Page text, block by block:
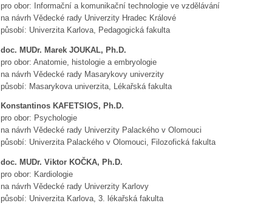
pro obor: Informační a komunikační technologie ve vzdělávání
na návrh Vědecké rady Univerzity Hradec Králové
působí: Univerzita Karlova, Pedagogická fakulta
doc. MUDr. Marek JOUKAL, Ph.D.
pro obor: Anatomie, histologie a embryologie
na návrh Vědecké rady Masarykovy univerzity
působí: Masarykova univerzita, Lékařská fakulta
Konstantinos KAFETSIOS, Ph.D.
pro obor: Psychologie
na návrh Vědecké rady Univerzity Palackého v Olomouci
působí: Univerzita Palackého v Olomouci, Filozofická fakulta
doc. MUDr. Viktor KOČKA, Ph.D.
pro obor: Kardiologie
na návrh Vědecké rady Univerzity Karlovy
působí: Univerzita Karlova, 3. lékařská fakulta